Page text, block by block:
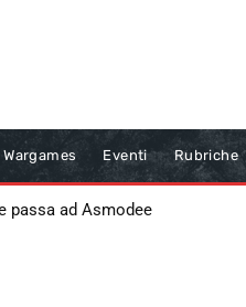
Wargames Eventi Rubriche
passa ad Asmodee